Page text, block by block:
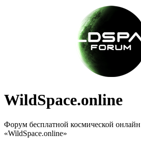
WildSpace.online
Форум бесплатной космической онлайн
«WildSpace.online»